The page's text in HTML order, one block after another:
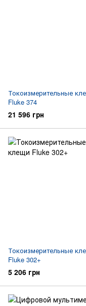
Токоизмерительные
Fluke 374
21 596 грн
Токоизмерительные
Fluke 302+
5 206 грн